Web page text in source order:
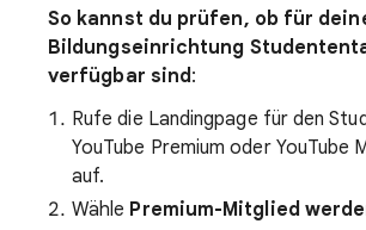
So kannst du prüfen, ob für
Bildungseinrichtung
verfügbar sind:
Rufe die Landingpage für den
YouTube Premium oder YouTube
auf.
Wähle Premium-Mitglied